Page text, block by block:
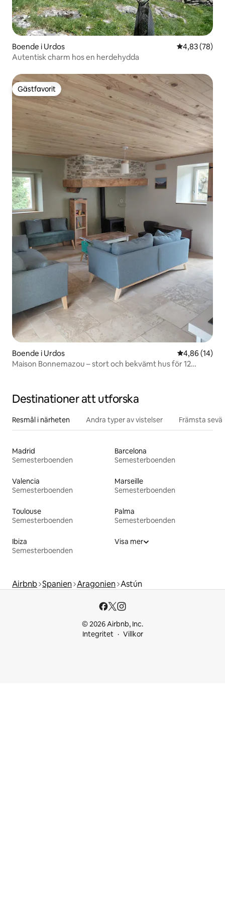
Boende i Urdos 4,83 av 5 i
4,83 (78)
Autentisk charm hos en herdehydda
Gästfavorit
Gästfavorit
Boende i Urdos 4,86 av 5 i
4,86 (14)
Maison Bonnemazou – stort och bekvämt hus för 12
Destinationer att utforska
Resmål i närheten Andra typer av vistelser Främsta
Madrid
Semesterboenden
Barcelona
Semesterboenden
Valencia
Semesterboenden
Marseille
Semesterboenden
Toulouse
Semesterboenden
Palma
Semesterboenden
Ibiza
Semesterboenden
Visa mer
Airbnb Spanien Aragonien Astún
© 2026 Airbnb, Inc.
Integritet
Villkor